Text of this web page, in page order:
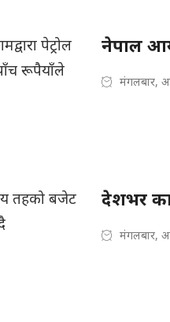
नेपाल
मंगलबार,
देशभर
मंगलबार,